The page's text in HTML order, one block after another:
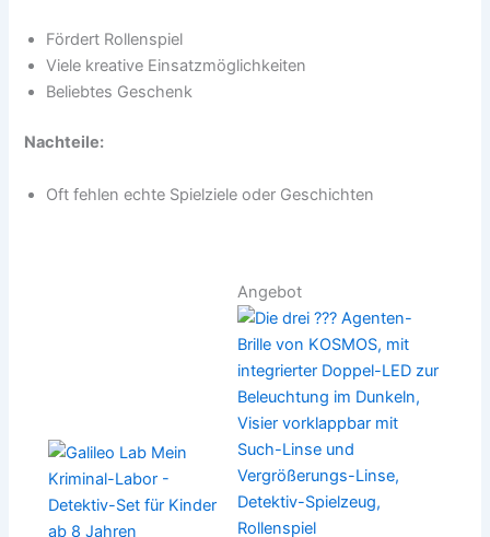
Fördert Rollenspiel
Viele kreative Einsatzmöglichkeiten
Beliebtes Geschenk
Nachteile:
Oft fehlen echte Spielziele oder Geschichten
Angebot